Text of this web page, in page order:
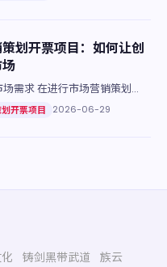
划开票项目：如何让创
需求 在进行市场营销策划
明确目标群体的需求。通过市场
开票项目 2026-06-29
铸剑黑带武道
族云